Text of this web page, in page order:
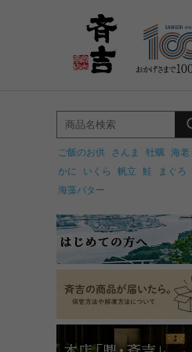
ご飯のお供 さんま 牡蠣 海老
かに
いくら 帆立 鮭
まぐろ
海藻バター